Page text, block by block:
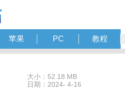
苹果 PC 教程
大小：52.18 MB
日期：2024- 4-16